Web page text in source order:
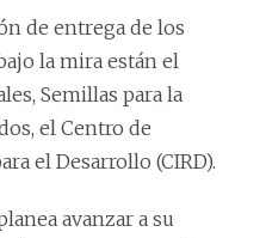
de entrega de los
la mira están el
Semillas para la
el Centro de
el Desarrollo (CIRD).
avanzar a su